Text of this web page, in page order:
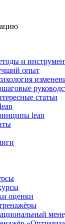
и
опыт
статьи
lean
оценки